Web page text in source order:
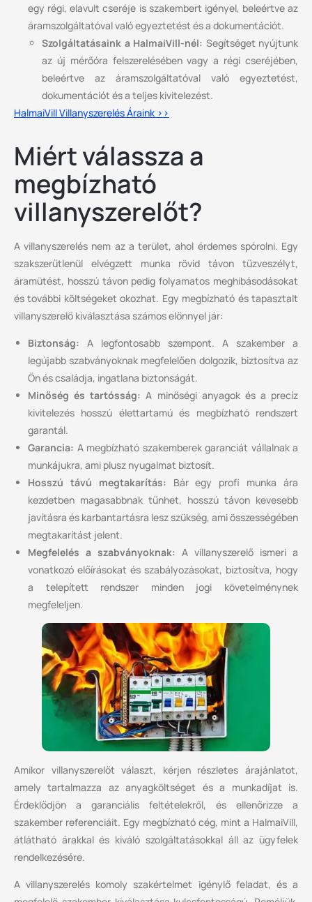
egy régi, elavult cseréje is szakembert igényel, beleértve az
áramszolgáltatóval való egyeztetést és a dokumentációt.
Szolgáltatásaink a HalmaiVill-nél: Segítséget nyújtunk
az új mérőóra felszerelésében vagy a régi cseréjében,
beleértve az áramszolgáltatóval való egyeztetést,
dokumentációt és a teljes kivitelezést.
HalmaiVill Villanyszerelés Áraink >>
Miért válassza a
megbízható
villanyszerelőt?
A villanyszerelés nem az a terület, ahol érdemes spórolni. Egy
szakszerűtlenül elvégzett munka rövid távon tűzveszélyt,
áramütést, hosszú távon pedig folyamatos meghibásodásokat
és további költségeket okozhat. Egy megbízható és tapasztalt
villanyszerelő kiválasztása számos előnnyel jár:
Biztonság: A legfontosabb szempont. A szakember a
legújabb szabványoknak megfelelően dolgozik, biztosítva az
Ön és családja, ingatlana biztonságát.
Minőség és tartósság: A minőségi anyagok és a precíz
kivitelezés hosszú élettartamú és megbízható rendszert
garantál.
Garancia: A megbízható szakemberek garanciát vállalnak a
munkájukra, ami plusz nyugalmat biztosít.
Hosszú távú megtakarítás: Bár egy profi munka ára
kezdetben magasabbnak tűnhet, hosszú távon kevesebb
javításra és karbantartásra lesz szükség, ami összességében
megtakarítást jelent.
Megfelelés a szabványoknak: A villanyszerelő ismeri a
vonatkozó előírásokat és szabályozásokat, biztosítva, hogy
a telepített rendszer minden jogi követelménynek
megfeleljen.
Amikor villanyszerelőt választ, kérjen részletes árajánlatot,
amely tartalmazza az anyagköltséget és a munkadíjat is.
Érdeklődjön a garanciális feltételekről, és ellenőrizze a
szakember referenciáit. Egy megbízható cég, mint a HalmaiVill,
átlátható árakkal és kiváló szolgáltatásokkal áll az ügyfelek
rendelkezésére.
A villanyszerelés komoly szakértelmet igénylő feladat, és a